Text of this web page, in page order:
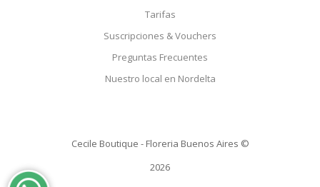
Tarifas
Suscripciones & Vouchers
Preguntas Frecuentes
Nuestro local en Nordelta
Cecile Boutique - Floreria Buenos Aires ©
2026